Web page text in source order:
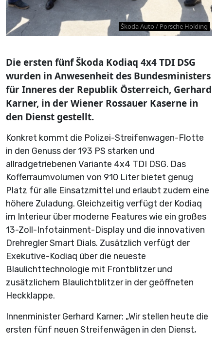
Škoda Auto / Porsche Holding
Die ersten fünf Škoda Kodiaq 4x4 TDI DSG
wurden in Anwesenheit des Bundesministers
für Inneres der Republik Österreich, Gerhard
Karner, in der Wiener Rossauer Kaserne in
den Dienst gestellt.
Konkret kommt die Polizei-Streifenwagen-Flotte
in den Genuss der 193 PS starken und
allradgetriebenen Variante 4x4 TDI DSG. Das
Kofferraumvolumen von 910 Liter bietet genug
Platz für alle Einsatzmittel und erlaubt zudem eine
höhere Zuladung. Gleichzeitig verfügt der Kodiaq
im Interieur über moderne Features wie ein großes
13-Zoll-Infotainment-Display und die innovativen
Drehregler Smart Dials. Zusätzlich verfügt der
Exekutive-Kodiaq über die neueste
Blaulichttechnologie mit Frontblitzer und
zusätzlichem Blaulichtblitzer in der geöffneten
Heckklappe.
Innenminister Gerhard Karner: „Wir stellen heute die
ersten fünf neuen Streifenwägen in den Dienst,